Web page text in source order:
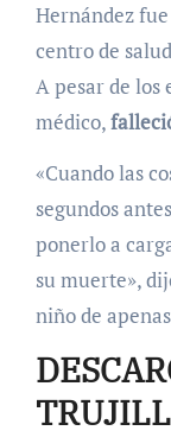
Hernández
centro de
A pesar de los
médico,
«Cuando las
segundos
ponerlo a
su muerte»,
niño de